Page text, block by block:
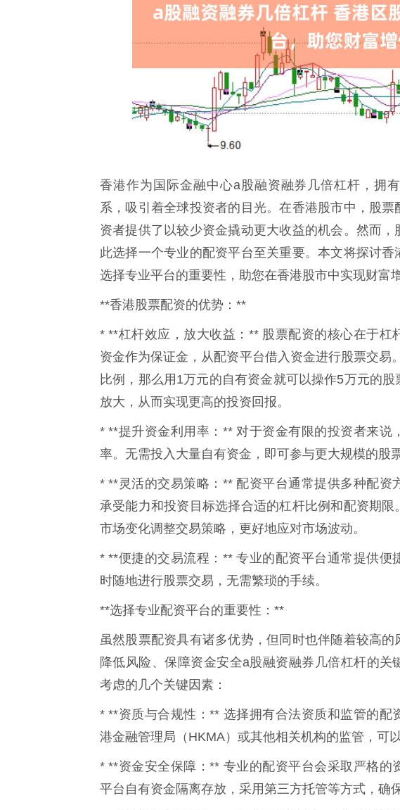
香港作为国际金融中心a股融资融券几倍杠杆，拥
系，吸引着全球投资者的目光。在香港股市中，股
资者提供了以较少资金撬动更大收益的机会。然而
此选择一个专业的配资平台至关重要。本文将探讨
选择专业平台的重要性，助您在香港股市中实现财富增
**香港股票配资的优势：**
* **杠杆效应，放大收益：** 股票配资的核心在于杠
资金作为保证金，从配资平台借入资金进行股票交易
比例，那么用1万元的自有资金就可以操作5万元的
放大，从而实现更高的投资回报。
* **提升资金利用率：** 对于资金有限的投资者来说
率。无需投入大量自有资金，即可参与更大规模的股
* **灵活的交易策略：** 配资平台通常提供多种配资
承受能力和投资目标选择合适的杠杆比例和配资期
市场变化调整交易策略，更好地应对市场波动。
* **便捷的交易流程：** 专业的配资平台通常提供便
时随地进行股票交易，无需繁琐的手续。
**选择专业配资平台的重要性：**
虽然股票配资具有诸多优势，但同时也伴随着较高
降低风险、保障资金安全a股融资融券几倍杠杆的关
考虑的几个关键因素：
* **资质与合规性：** 选择拥有合法资质和监管的配
港金融管理局（HKMA）或其他相关机构的监管，可
* **资金安全保障：** 专业的配资平台会采取严格的
平台自有资金隔离存放，采用第三方托管等方式，确